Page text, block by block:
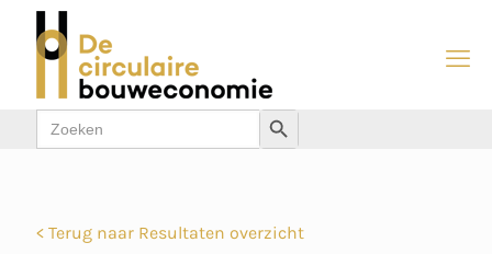
Zoek
naar:
Zoekknop
< Terug naar Resultaten overzicht